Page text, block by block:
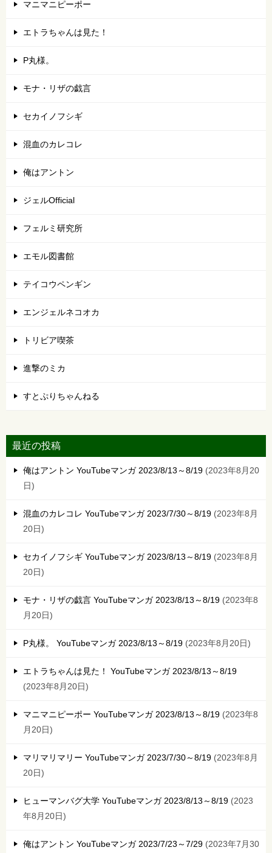
マニマニピーポー
エトラちゃんは見た！
P丸様。
モナ・リザの戯言
セカイノフシギ
混血のカレコレ
俺はアントン
ジェルOfficial
フェルミ研究所
エモル図書館
テイコウペンギン
エンジェルネコオカ
トリビア喫茶
進撃のミカ
すとぷりちゃんねる
最近の投稿
俺はアントン YouTubeマンガ 2023/8/13～8/19
2023年8月20
日
混血のカレコレ YouTubeマンガ 2023/7/30～8/19
2023年8月
20日
セカイノフシギ YouTubeマンガ 2023/8/13～8/19
2023年8月
20日
モナ・リザの戯言 YouTubeマンガ 2023/8/13～8/19
2023年8
月20日
P丸様。 YouTubeマンガ 2023/8/13～8/19 2023年8月20日
エトラちゃんは見た！ YouTubeマンガ 2023/8/13～8/19
2023年8月20日
マニマニピーポー YouTubeマンガ 2023/8/13～8/19
2023年8
月20日
マリマリマリー YouTubeマンガ 2023/7/30～8/19
2023年8月
20日
ヒューマンバグ大学 YouTubeマンガ 2023/8/13～8/19
2023
年8月20日
俺はアントン YouTubeマンガ 2023/7/23～7/29
2023年7月30